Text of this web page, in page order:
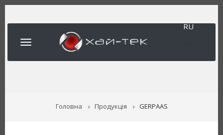
Перейти
вмісту
RU
РЯДОКГоловна Продукція GERPAAS